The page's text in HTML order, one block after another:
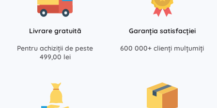
Livrare gratuită
Pentru achiziții de peste
499,00 lei
Garanția satisfacției
600 000+ clienți mulțumiți